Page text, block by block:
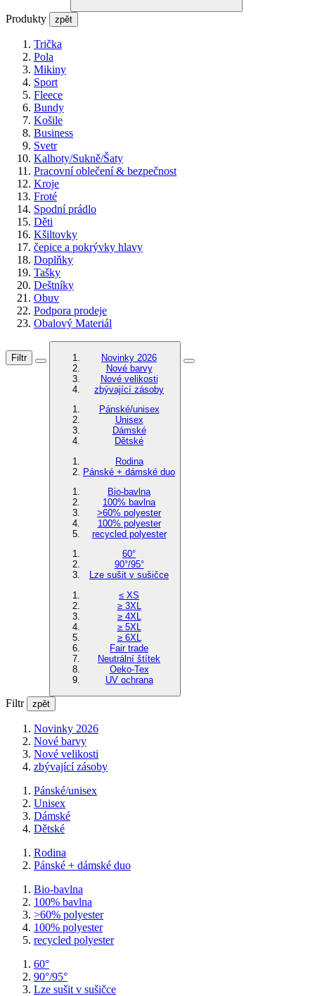
Produkty zpět
Trička
Pola
Mikiny
Sport
Fleece
Bundy
Košile
Business
Svetr
Kalhoty/Sukně/Šaty
Pracovní oblečení & bezpečnost
Kroje
Froté
Spodní prádlo
Děti
Kšiltovky
čepice a pokrývky hlavy
Doplňky
Tašky
Deštníky
Obuv
Podpora prodeje
Obalový Materiál
Filtr
Novinky 2026
Nové barvy
Nové velikosti
zbývající zásoby
Pánské/unisex
Unisex
Dámské
Dětské
Rodina
Pánské + dámské duo
Bio-bavlna
100% bavlna
>60% polyester
100% polyester
recycled polyester
60°
90°/95°
Lze sušit v sušičce
≤ XS
≥ 3XL
≥ 4XL
≥ 5XL
≥ 6XL
Fair trade
Neutrální štítek
Oeko-Tex
UV ochrana
Filtr zpět
Novinky 2026
Nové barvy
Nové velikosti
zbývající zásoby
Pánské/unisex
Unisex
Dámské
Dětské
Rodina
Pánské + dámské duo
Bio-bavlna
100% bavlna
>60% polyester
100% polyester
recycled polyester
60°
90°/95°
Lze sušit v sušičce